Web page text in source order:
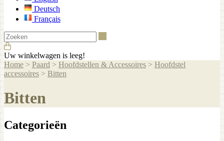
Deutsch
Français
Uw winkelwagen is leeg!
Home > Paard > Hoofdstellen & Accessoires > Hoofdstel
accessoires > Bitten
Bitten
Categorieën